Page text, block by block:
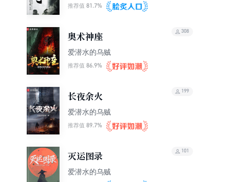
推荐值 81.7%
奥术神座
爱潜水的乌贼
推荐值 86.9%
308
长夜余火
爱潜水的乌贼
推荐值 89.7%
199
灭运图录
爱潜水的乌贼
101